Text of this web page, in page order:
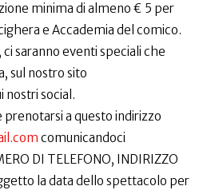
minima di almeno € 5 per
e Accademia del comico.
saranno eventi speciali che
sul nostro sito
nostri social.
prenotarsi a questo indirizzo
comunicandoci
DI TELEFONO, INDIRIZZO
la data dello spettacolo per